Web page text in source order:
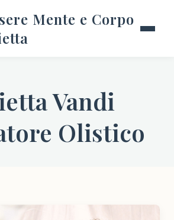
Mente e Corpo
Vandi
Olistico